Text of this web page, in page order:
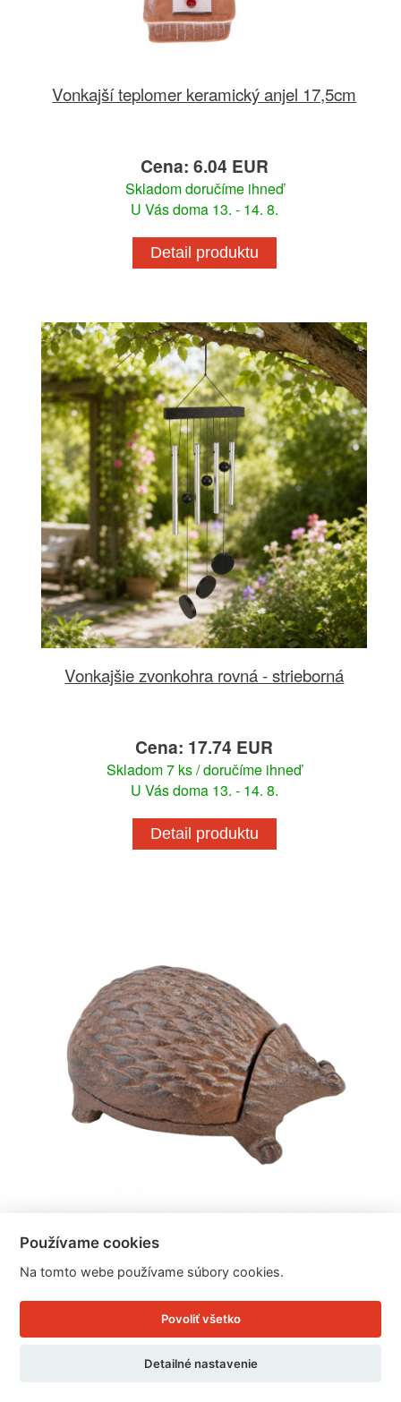
Vonkajší teplomer keramický anjel 17,5cm
Cena: 6.04 EUR
Skladom doručíme ihneď
U Vás doma 13. - 14. 8.
Detail produktu
Vonkajšie zvonkohra rovná - strieborná
Cena: 17.74 EUR
Skladom 7 ks / doručíme ihneď
U Vás doma 13. - 14. 8.
Detail produktu
Skrýša na kľúče ježko 11x8,6x5,8cm
Cena: 6.97 EUR
U Vás doma 13. - 14. 8.
Používame cookies
Na tomto webe používame súbory cookies.
Povoliť všetko
Detailné nastavenie